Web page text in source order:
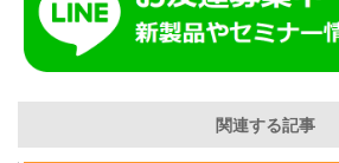
関連する記事